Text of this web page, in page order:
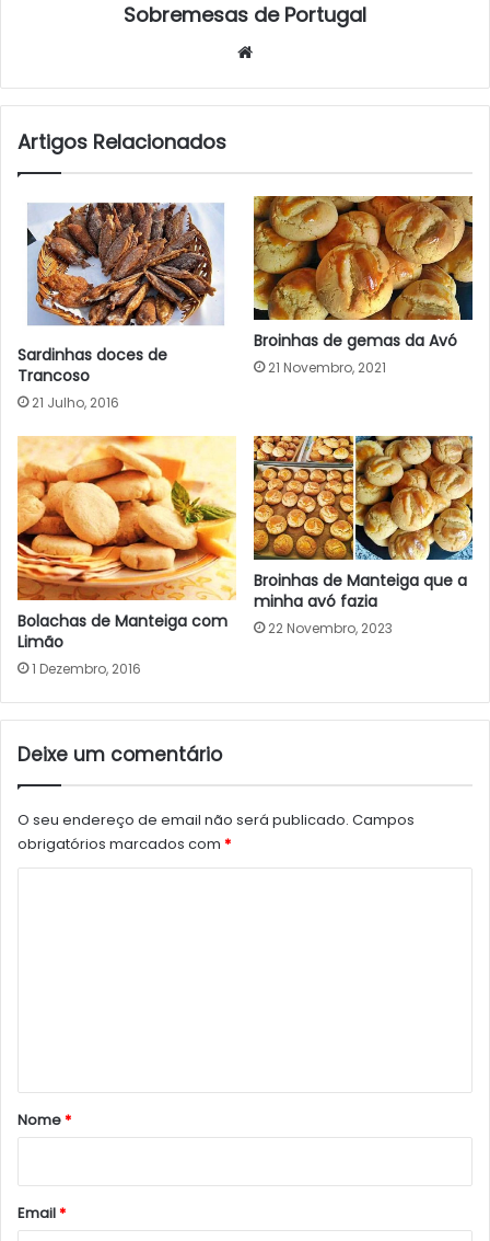
Sobremesas de Portugal
Artigos Relacionados
Sardinhas doces de
Trancoso
21 Julho, 2016
Broinhas de gemas da Avó
21 Novembro, 2021
Bolachas de Manteiga com
Limão
1 Dezembro, 2016
Broinhas de Manteiga que a
minha avó fazia
22 Novembro, 2023
Deixe um comentário
O seu endereço de email não será publicado. Campos
obrigatórios marcados com *
r
*
Nome*
Email*